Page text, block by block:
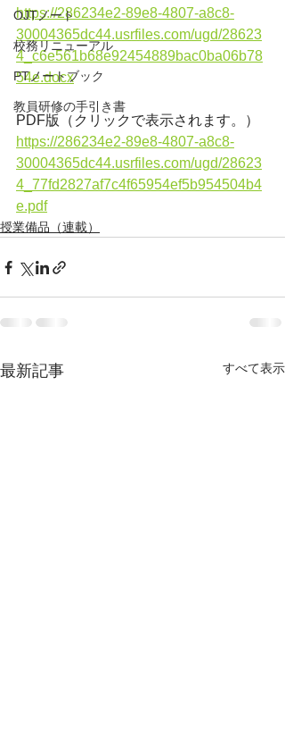
OJTノート
校務リニューアル
PTノートブック
教員研修の手引き書
https://286234e2-89e8-4807-a8c8-
30004365dc44.usrfiles.com/ugd/28623
4_c6e561b68e92454889bac0ba06b78
54e.docx
PDF版（クリックで表示されます。）
https://286234e2-89e8-4807-a8c8-
30004365dc44.usrfiles.com/ugd/28623
4_77fd2827af7c4f65954ef5b954504b4
e.pdf
授業備品（連載）
最新記事 すべて表示